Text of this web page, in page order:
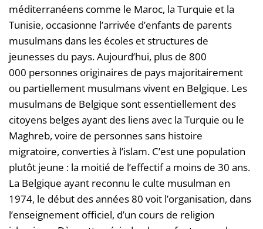
méditerranéens comme le Maroc, la Turquie et la
Tunisie, occasionne l’arrivée d’enfants de parents
musulmans dans les écoles et structures de
jeunesses du pays. Aujourd’hui, plus de 800
000 personnes originaires de pays majoritairement
ou partiellement musulmans vivent en Belgique. Les
musulmans de Belgique sont essentiellement des
citoyens belges ayant des liens avec la Turquie ou le
Maghreb, voire de personnes sans histoire
migratoire, converties à l’islam. C’est une population
plutôt jeune : la moitié de l’effectif a moins de 30 ans.
La Belgique ayant reconnu le culte musulman en
1974, le début des années 80 voit l’organisation, dans
l’enseignement officiel, d’un cours de religion